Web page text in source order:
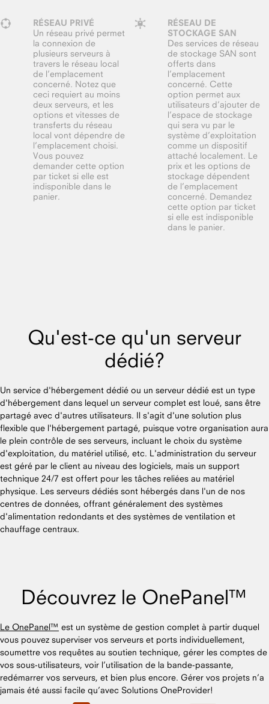
RÉSEAU PRIVÉ
Un réseau privé permet
la connexion de
plusieurs serveurs à
travers le réseau local
de l’emplacement
concerné. Notez que
ceci requiert au moins
deux serveurs, et les
options et vitesses de
transferts du réseau
local vont dépendre de
l’emplacement choisi.
Vous pouvez
demander cette option
par ticket si elle est
indisponible dans le
panier.
RÉSEAU DE
STOCKAGE SAN
Des services de réseau
de stockage SAN sont
offerts dans
l’emplacement
concerné. Cette
option permet aux
utilisateurs d’ajouter de
l’espace de stockage
qui sera vu par le
système d’exploitation
comme un dispositif
attaché localement. Le
prix et les options de
stockage dépendent
de l’emplacement
concerné. Demandez
cette option par ticket
si elle est indisponible
dans le panier.
Qu'est-ce qu'un serveur
dédié?
Un service d'hébergement dédié ou un serveur dédié est un type
d'hébergement dans lequel un serveur complet est loué, sans être
partagé avec d'autres utilisateurs. Il s'agit d'une solution plus
flexible que l'hébergement partagé, puisque votre organisation aura
le plein contrôle de ses serveurs, incluant le choix du système
d'exploitation, du matériel utilisé, etc. L'administration du serveur
est géré par le client au niveau des logiciels, mais un support
technique 24/7 est offert pour les tâches reliées au matériel
physique. Les serveurs dédiés sont hébergés dans l'un de nos
centres de données, offrant généralement des systèmes
d'alimentation redondants et des systèmes de ventilation et
chauffage centraux.
Découvrez le OnePanel™
Le OnePanel™ est un système de gestion complet à partir duquel
vous pouvez superviser vos serveurs et ports individuellement,
soumettre vos requêtes au soutien technique, gérer les comptes de
vos sous-utilisateurs, voir l’utilisation de la bande-passante,
redémarrer vos serveurs, et bien plus encore. Gérer vos projets n’a
jamais été aussi facile qu’avec Solutions OneProvider!